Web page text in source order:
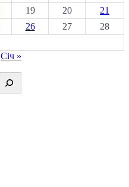
19 20
21
26 27
28
Січ »